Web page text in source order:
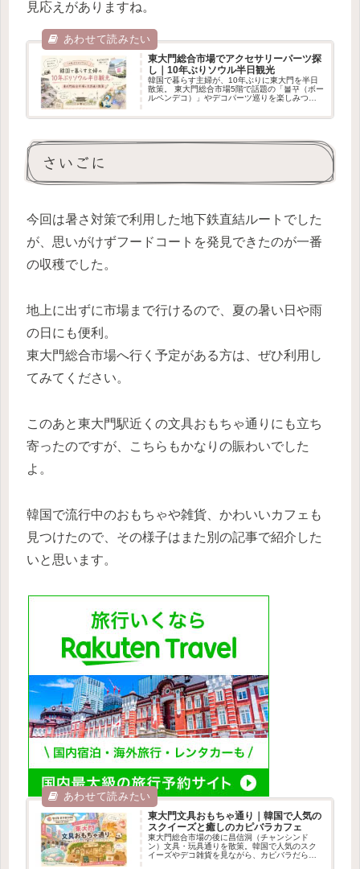
見応えがありますね。
東大門総合市場でアクセサリーパーツ探
し｜10年ぶりソウル半日観光
韓国で暮らす主婦が、10年ぶりに東大門を半日
散策。 東大門総合市場5階で話題の「볼꾸（ボー
ルペンデコ）」やデコパーツ巡りを楽しみつ
紹介します。
さいごに
今回は暑さ対策で利用した地下鉄直結ルートでした
が、思いがけずフードコートを発見できたのが一番
の収穫でした。
地上に出ずに市場まで行けるので、夏の暑い日や雨
の日にも便利。
東大門総合市場へ行く予定がある方は、ぜひ利用し
てみてください。
このあと東大門駅近くの文具おもちゃ通りにも立ち
寄ったのですが、こちらもかなりの賑わいでした
よ。
韓国で流行中のおもちゃや雑貨、かわいいカフェも
見つけたので、その様子はまた別の記事で紹介した
いと思います。
東大門文具おもちゃ通り｜韓国で人気の
スクイーズと癒しのカピバラカフェ
東大門総合市場の後に昌信洞（チャンシンド
ン）文具・玩具通りを散策。韓国で人気のスク
イーズやデコ雑貨を見ながら、カピバラだらけ